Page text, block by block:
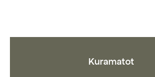
sivulla.
sivulla.
Kuramatot